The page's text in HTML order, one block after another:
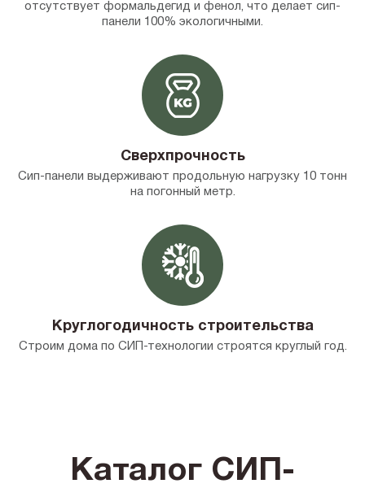
отсутствует формальдегид и фенол, что делает сип-
панели 100% экологичными.
Сверхпрочность
Сип-панели выдерживают продольную нагрузку 10 тонн
на погонный метр.
Круглогодичность строительства
Строим дома по СИП-технологии строятся круглый год.
Каталог СИП-